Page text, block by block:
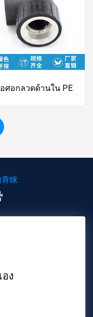
ศอกลวดด้านใน PE
睐
ง